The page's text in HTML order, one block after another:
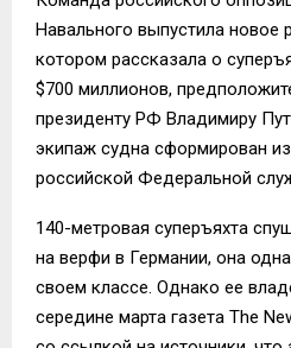
Навального выпустила новое
котором рассказала о
$700 миллионов,
президенту РФ Владимиру
экипаж судна сформирован
российской Федеральной
140-метровая суперъяхта
на верфи в Германии, она
своем классе. Однако ее
середине марта газета The